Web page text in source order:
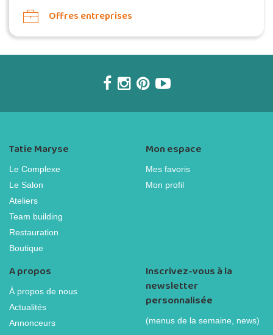
Offres entreprises
Tatie Maryse
Le Complexe
Le Salon
Ateliers
Team building
Restauration
Boutique
Mon espace
Mes favoris
Mon profil
A propos
À propos de nous
Actualités
Annonceurs
Inscrivez-vous à la
newsletter
personnalisée
(menus de la semaine, news)